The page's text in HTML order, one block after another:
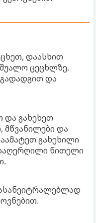
დაასხით
ცეცხლზე.
და
და გახეხეთ
მწვანილები და
გახეხილი
წითელი